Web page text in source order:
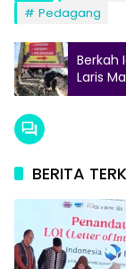
Pedagang
Berkah
Laris
BERITA